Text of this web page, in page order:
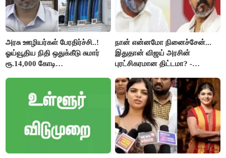
அரசு ஊழியர்கள் பேரதிர்ச்சி..!
ஓய்வூதிய நிதி ஒதுக்கீடு சுமார்
ரூ.14,000 கோடி
நான் என்னமோ நினைச்சேன்...
இதுதான் விஜய் அரசின்
புரட்சிகரமான திட்டமா? -